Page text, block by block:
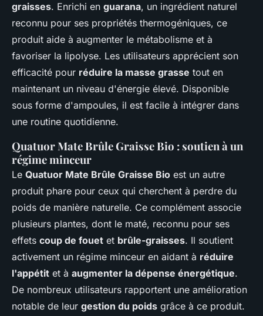
graisses. Enrichi en guarana, un ingrédient naturel
reconnu pour ses propriétés thermogéniques, ce
produit aide à augmenter le métabolisme et à
favoriser la lipolyse. Les utilisateurs apprécient son
efficacité pour réduire la masse grasse tout en
maintenant un niveau d'énergie élevé. Disponible
sous forme d'ampoules, il est facile à intégrer dans
une routine quotidienne.
Quatuor Mate Brûle Graisse Bio : soutien à un
régime minceur
Le Quatuor Mate Brûle Graisse Bio est un autre
produit phare pour ceux qui cherchent à perdre du
poids de manière naturelle. Ce complément associe
plusieurs plantes, dont le maté, reconnu pour ses
effets coup de fouet et brûle-graisses. Il soutient
activement un régime minceur en aidant à réduire
l'appétit et à augmenter la dépense énergétique.
De nombreux utilisateurs rapportent une amélioration
notable de leur gestion du poids grâce à ce produit.